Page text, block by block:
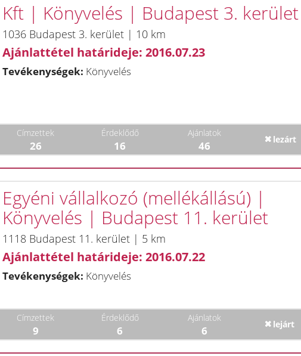
Kft | Könyvelés | Budapest 3. kerület
1036 Budapest 3. kerület | 10 km
Ajánlattétel határideje: 2016.07.23
Tevékenységek: Könyvelés
Címzettek
26
Érdeklődő
16
Ajánlatok
46 lezárt
Egyéni vállalkozó (mellékállású) |
Könyvelés | Budapest 11. kerület
1118 Budapest 11. kerület | 5 km
Ajánlattétel határideje: 2016.07.22
Tevékenységek: Könyvelés
Címzettek
9
Érdeklődő
6
Ajánlatok
6 lejárt